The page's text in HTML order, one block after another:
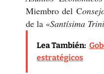
Miembro del C
de la «Santísima
Lea También:
estratégicos